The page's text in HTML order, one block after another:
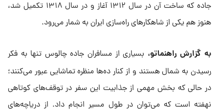
جاده که ساخت آن در سال ۱۳۱۲ آغاز و در سال ۱۳۱۸ تکمیل شد،
هنوز هم یکی از شاهکارهای راه‌سازی ایران به شمار می‌رود.
به گزارش راهنماتو، بسیاری از مسافران جاده چالوس تنها به فکر
رسیدن به شمال هستند و از کنار ده‌ها منظره تماشایی عبور می‌کنند؛
در حالی که بخش مهمی از جذابیت این سفر در توقف‌های کوتاهی
نهفته است که می‌توان در طول مسیر انجام داد. از دریاچه‌های